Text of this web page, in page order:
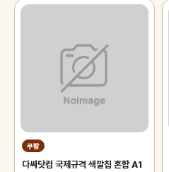
쿠팡
다싸닷컴 국제규격 색깔칩 혼합 A1